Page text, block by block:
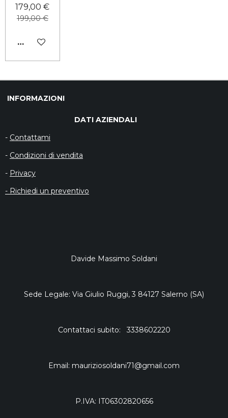
179,00 €
199,00 €
AGGIUNGI AL CARRELLO
INFORMAZIONI
DATI AZIENDALI
- Contattami
- Condizioni di vendita
- Privacy
- Richiedi un preventivo
Davide Massimo Soldani
Sede Legale: Via Giulio Ruggi, 3 84127 Salerno (SA)
Contattaci subito: 3338602220
Email: mauriziosoldani71@gmail.com
P.IVA: IT06302820656